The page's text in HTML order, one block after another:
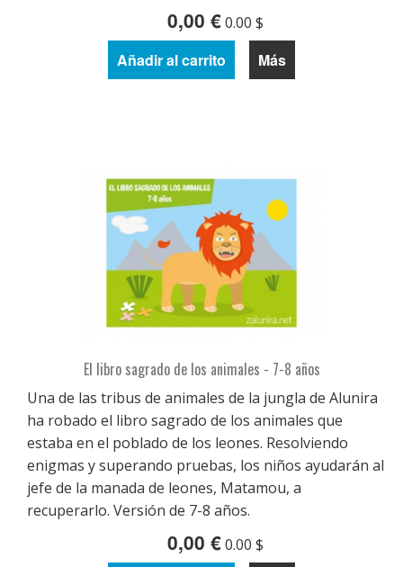
0,00 € 0.00 $
Añadir al carrito Más
El libro sagrado de los animales - 7-8 años
Una de las tribus de animales de la jungla de Alunira
ha robado el libro sagrado de los animales que
estaba en el poblado de los leones. Resolviendo
enigmas y superando pruebas, los niños ayudarán al
jefe de la manada de leones, Matamou, a
recuperarlo. Versión de 7-8 años.
0,00 € 0.00 $